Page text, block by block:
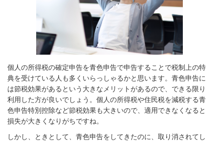
個人の所得税の確定申告を青色申告で申告することで税制上の特
典を受けている人も多くいらっしゃるかと思います。青色申告に
は節税効果があるという大きなメリットがあるので、できる限り
利用した方が良いでしょう。個人の所得税や住民税を減税する青
色申告特別控除など節税効果も大きいので、適用できなくなると
損失が大きくなりがちですね。
しかし、ときとして、青色申告をしてきたのに、取り消されてし